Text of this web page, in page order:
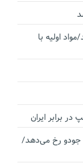
اولیه با
برابر ایران
جودو رخ می‌دهد/